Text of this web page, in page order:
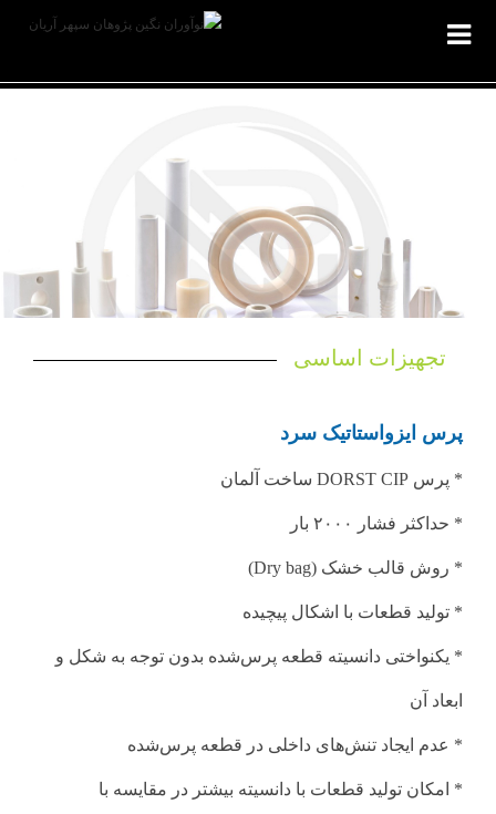
تجهیزات اساسی
پرس‌ ایزواستاتیک سرد
* پرس DORST CIP ساخت آلمان
* حداکثر فشار ۲۰۰۰ بار
* روش قالب خشک (Dry bag)
* تولید قطعات با اشکال پیچیده
* یکنواختی دانسیته قطعه پرس‌شده بدون توجه به شکل و
ابعاد آن
* عدم ایجاد تنش‌های داخلی در قطعه پرس‌شده
* امکان تولید قطعات با دانسیته بیشتر در مقایسه با